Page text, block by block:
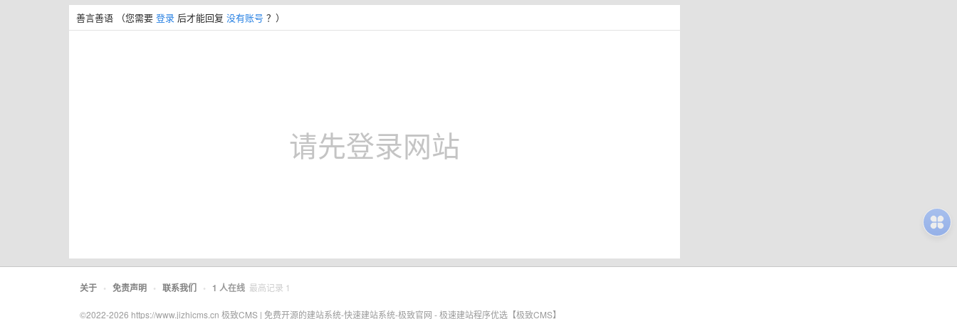
善言善语 （您需要 登录 后才能回复 没有账号 ？）
请先登录网站
关于 • 免责声明 • 联系我们 • 1 人在线 最高记录 1
©2022-2026 https://www.jizhicms.cn 极致CMS | 免费开源的建站系统-快速建站系统-极致官网 - 极速建站程序优选【极致CMS】